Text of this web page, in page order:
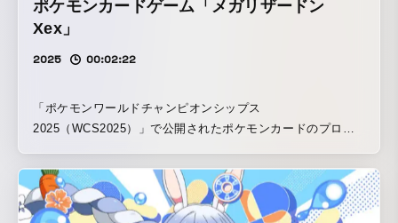
ポケモンカードゲーム「メガリザードン
Xex」
2025 00:02:22
「ポケモンワールドチャンピオンシップス
2025（WCS2025）」で公開されたポケモンカードのプロモ
ナイトと伝説のポケモン達のバトルを空間的に描いている。
３DCG、キャラクターアニメーションはEallin Japanが モー
ショングラフィックは平井 秀次が手がけた。 作画シーンは